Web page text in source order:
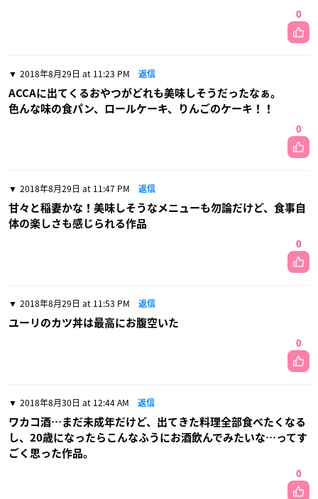
0
2018年8月29日 at 11:23 PM 返信
ACCAに出てくるおやつがどれも美味しそうだったなぁ。
色んな味の食パン、ロールケーキ、りんごのケーキ！！
0
2018年8月29日 at 11:47 PM 返信
甘々と稲妻かな！美味しそうなメニューも勿論だけど、食事自
体の楽しさも感じられる作品
0
2018年8月29日 at 11:53 PM 返信
ユーリのカツ丼は最高にお腹空いた
0
2018年8月30日 at 12:44 AM 返信
ワカコ酒…まだ未成年だけど、出てきた料理全部食べたくなる
し、20歳になったらこんなふうにお酒飲んでみたいな…ってす
ごく思った作品。
0